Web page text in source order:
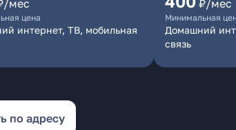
мес
цена
интернет, ТВ, мобильная
₽/мес
Минимальная
Домашний
связь
по адресу